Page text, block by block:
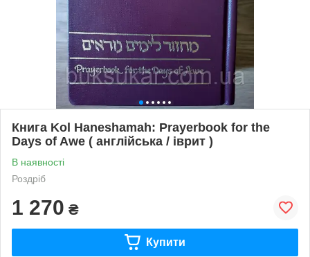
Книга Kol Haneshamah: Prayerbook for the
Days of Awe ( англійська / іврит )
В наявності
Роздріб
1 270 ₴
Купити